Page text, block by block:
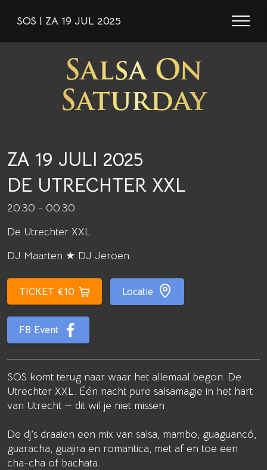
SOS | ZA 19 JUL 2025
Salsa On
Saturday
ZA 19 JULI 2025
DE UTRECHTER XXL
20:30 - 00:30
De Utrechter XXL
DJ Maarten ★ DJ Jeroen
TICKET €10 Locatie
FB Event
SOS komt terug naar waar het allemaal begon: De
Utrechter XXL. Één nacht pure salsamagie in het hart
van Utrecht — dit wil je niet missen.
De dj’s draaien een mix van salsa, mambo, guaguancó,
guaracha, guajira en romantica, met af en toe een
cha-cha of bachata.